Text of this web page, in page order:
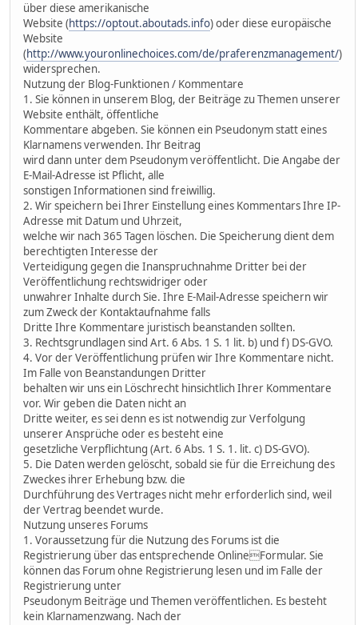
über diese amerikanische
Website (https://optout.aboutads.info) oder diese europäische
Website
(http://www.youronlinechoices.com/de/praferenzmanagement/)
widersprechen.
Nutzung der Blog-Funktionen / Kommentare
1. Sie können in unserem Blog, der Beiträge zu Themen unserer
Website enthält, öffentliche
Kommentare abgeben. Sie können ein Pseudonym statt eines
Klarnamens verwenden. Ihr Beitrag
wird dann unter dem Pseudonym veröffentlicht. Die Angabe der
E-Mail-Adresse ist Pflicht, alle
sonstigen Informationen sind freiwillig.
2. Wir speichern bei Ihrer Einstellung eines Kommentars Ihre IP-
Adresse mit Datum und Uhrzeit,
welche wir nach 365 Tagen löschen. Die Speicherung dient dem
berechtigten Interesse der
Verteidigung gegen die Inanspruchnahme Dritter bei der
Veröffentlichung rechtswidriger oder
unwahrer Inhalte durch Sie. Ihre E-Mail-Adresse speichern wir
zum Zweck der Kontaktaufnahme falls
Dritte Ihre Kommentare juristisch beanstanden sollten.
3. Rechtsgrundlagen sind Art. 6 Abs. 1 S. 1 lit. b) und f) DS-GVO.
4. Vor der Veröffentlichung prüfen wir Ihre Kommentare nicht.
Im Falle von Beanstandungen Dritter
behalten wir uns ein Löschrecht hinsichtlich Ihrer Kommentare
vor. Wir geben die Daten nicht an
Dritte weiter, es sei denn es ist notwendig zur Verfolgung
unserer Ansprüche oder es besteht eine
gesetzliche Verpflichtung (Art. 6 Abs. 1 S. 1. lit. c) DS-GVO).
5. Die Daten werden gelöscht, sobald sie für die Erreichung des
Zweckes ihrer Erhebung bzw. die
Durchführung des Vertrages nicht mehr erforderlich sind, weil
der Vertrag beendet wurde.
Nutzung unseres Forums
1. Voraussetzung für die Nutzung des Forums ist die
Registrierung über das entsprechende OnlineFormular. Sie
können das Forum ohne Registrierung lesen und im Falle der
Registrierung unter
Pseudonym Beiträge und Themen veröffentlichen. Es besteht
kein Klarnamenzwang. Nach der